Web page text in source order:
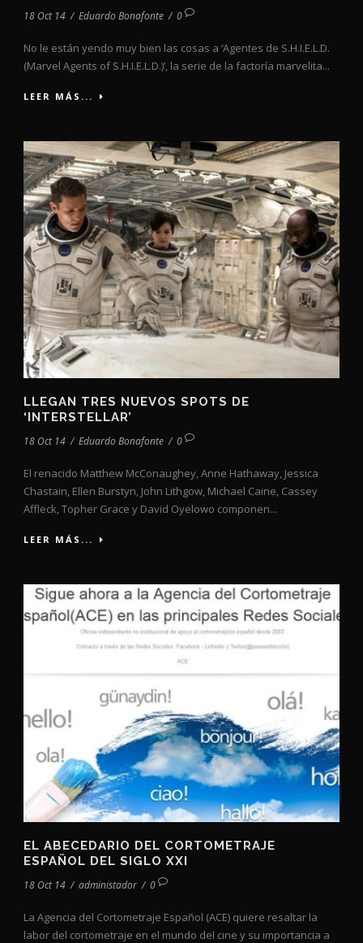
18 Oct 14 / Eduardo Bonafonte / 0
No le están yendo muy bien las cosas a ‘Agentes de S.H.I.E.L.D.
(Marvel Agents of S.H.I.E.L.D.)’, la serie de la factoría marvelita...
LEER MÁS...
LLEGAN TRES NUEVOS SPOTS DE
‘INTERSTELLAR’
18 Oct 14 / Eduardo Bonafonte / 0
El renacido Matthew McConaughey, Anne Hathaway, Jessica
Chastain, Ellen Burstyn, John Lithgow, Michael Caine, Cassey
Affleck, Topher Grace y David Oyelowo componen...
LEER MÁS...
EL ABECEDARIO DEL CORTOMETRAJE
ESPAÑOL DEL SIGLO XXI
18 Oct 14 / administador / 0
La Agencia del Cortometraje Español (ACE) quiere resaltar la
labor del cortometraje en el mundo del cine y su importancia a